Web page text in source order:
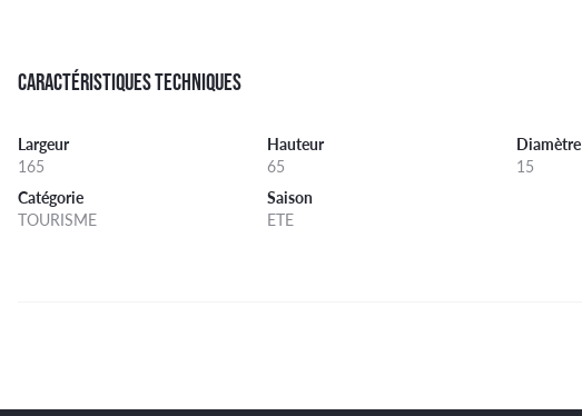
CARACTÉRISTIQUES TECHNIQUES
Largeur
165
Hauteur
65
Diamètre
15
Catégorie
TOURISME
Saison
ETE